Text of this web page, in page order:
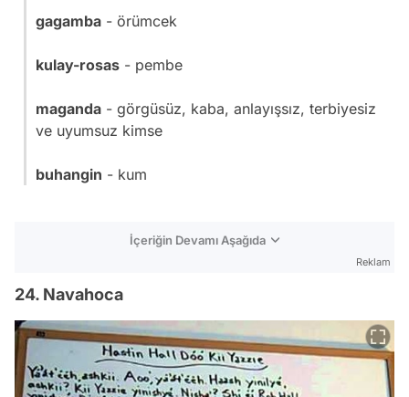
gagamba - örümcek
kulay-rosas - pembe
maganda - görgüsüz, kaba, anlayışsız, terbiyesiz
ve uyumsuz kimse
buhangin - kum
İçeriğin Devamı Aşağıda
Reklam
24. Navahoca